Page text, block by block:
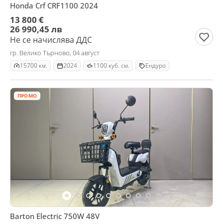
Honda Crf CRF1100 2024
13 800 €
26 990,45 лв
Не се начислява ДДС
гр. Велико Търново, 04 август
15700 км. 2024 1100 куб. см. Ендуро
ПРОМО
Barton Electric 750W 48V